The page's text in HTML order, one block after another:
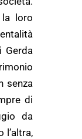
la loro
Gerda
senza
di
da
l’altra,